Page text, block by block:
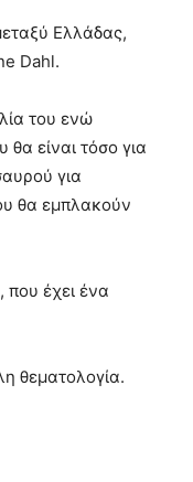
Ελλάδας,
Dahl.
του ενώ
είναι τόσο για
για
θα εμπλακούν
που έχει ένα
θεματολογία.